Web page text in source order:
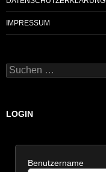
IMPRESSUM
Suchen
nach:
LOGIN
Benutzername